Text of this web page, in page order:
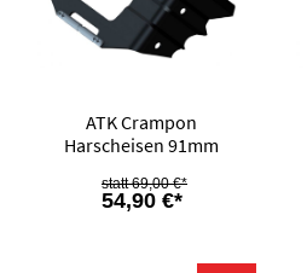
ATK Crampon
Harscheisen 91mm
54,90 €*
69,00 €*